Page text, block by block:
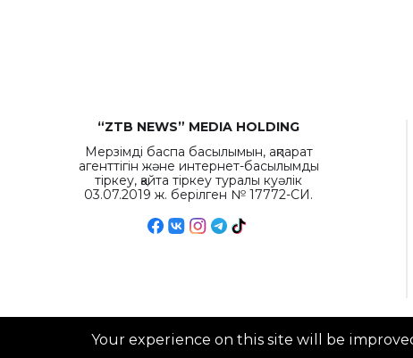
“ZTB NEWS” MEDIA HOLDING
Мерзімді баспа басылымын, ақпарат
агенттігін және интернет-басылымды
тіркеу, қайта тіркеу туралы куәлік
03.07.2019 ж. берілген № 17772-СИ.
Your experience on this site will be